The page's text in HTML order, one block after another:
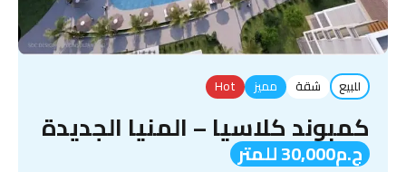
للبيع شقة مميز Hot
كمبوند كلاسيا – المنيا الجديدة
ج.م30,000 للمتر